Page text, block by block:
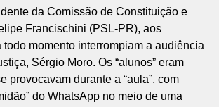
da Comissão de Constituição e
Francischini (PSL-PR), aos
todo momento interrompiam a audiência
Sérgio Moro. Os “alunos” eram
provocavam durante a “aula”, com
do WhatsApp no meio de uma